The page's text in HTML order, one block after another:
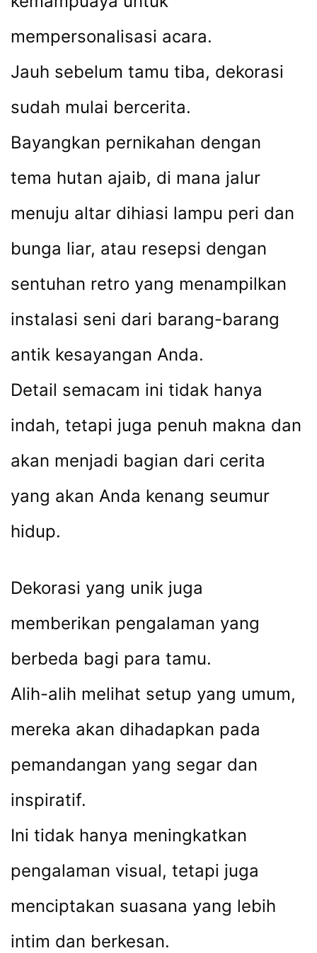
mempersonalisasi acara.
Jauh sebelum tamu tiba, dekorasi
sudah mulai bercerita.
Bayangkan pernikahan dengan
tema hutan ajaib, di mana jalur
menuju altar dihiasi lampu peri dan
bunga liar, atau resepsi dengan
sentuhan retro yang menampilkan
instalasi seni dari barang-barang
antik kesayangan Anda.
Detail semacam ini tidak hanya
indah, tetapi juga penuh makna dan
akan menjadi bagian dari cerita
yang akan Anda kenang seumur
hidup.
Dekorasi yang unik juga
memberikan pengalaman yang
berbeda bagi para tamu.
Alih-alih melihat setup yang umum,
mereka akan dihadapkan pada
pemandangan yang segar dan
inspiratif.
Ini tidak hanya meningkatkan
pengalaman visual, tetapi juga
menciptakan suasana yang lebih
intim dan berkesan.